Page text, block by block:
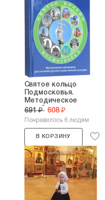
Святое кольцо
Подмосковья.
Методическое
пособие для...
691 ₽ 608 ₽
Понравилось 6 людям
В КОРЗИНУ